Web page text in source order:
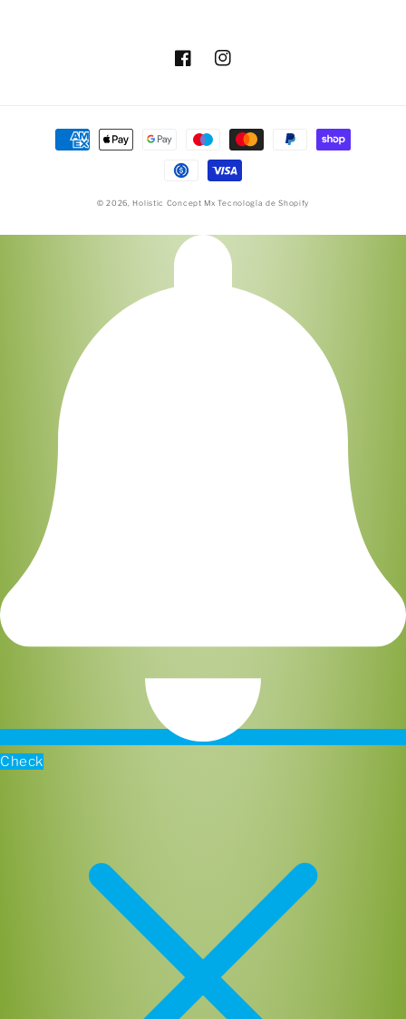
FacebookInstagram
Formas
© 2026, Holistic Concept Mx Tecnología de Shopify
Check